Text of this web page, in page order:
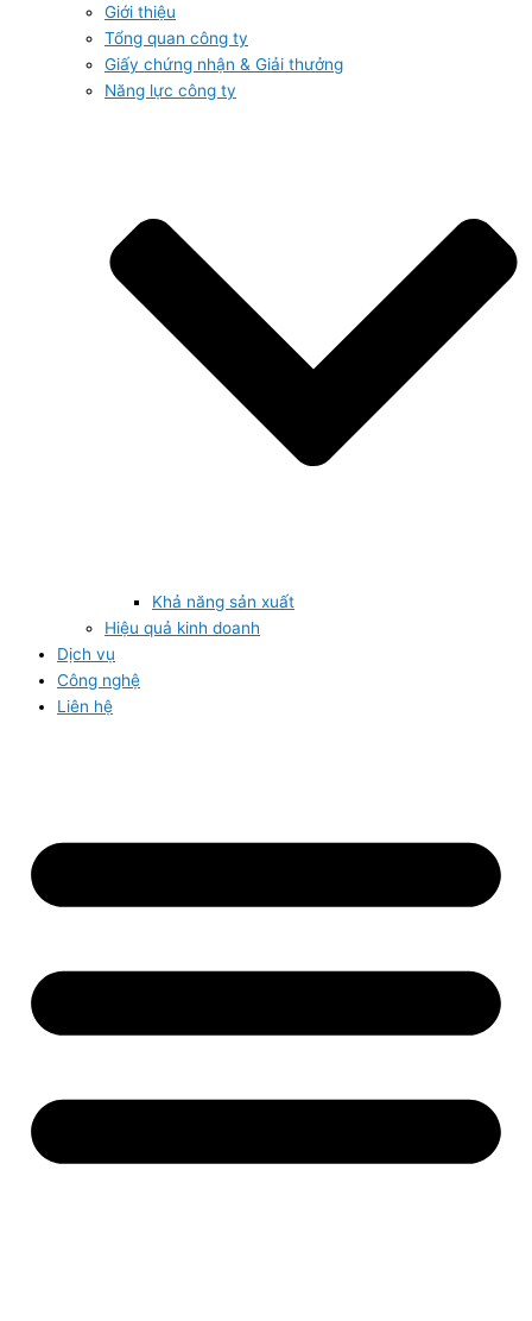
Giới thiệu
Tổng quan công ty
Giấy chứng nhận & Giải thưởng
Năng lực công ty
Khả năng sản xuất
Hiệu quả kinh doanh
Dịch vụ
Công nghệ
Liên hệ